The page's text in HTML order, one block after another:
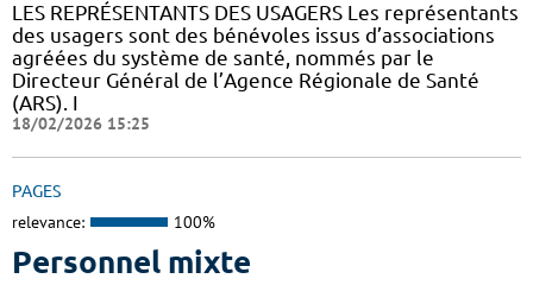
LES REPRÉSENTANTS DES USAGERS Les représentants
des usagers sont des bénévoles issus d’associations
agréées du système de santé, nommés par le
Directeur Général de l’Agence Régionale de Santé
(ARS). I
18/02/2026 15:25
PAGES
relevance: 100%
Personnel mixte